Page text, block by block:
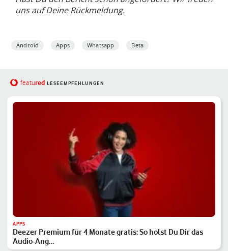
uns auf Deine Rückmeldung.
Android Apps Whatsapp Beta
featured LESEEMPFEHLUNGEN
APPS
Deezer Premium für 4 Monate gratis: So holst Du Dir das
Audio-Ang…